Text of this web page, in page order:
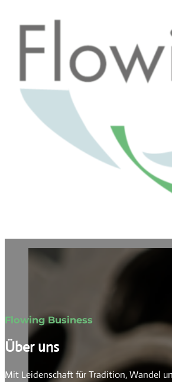
Flowing Business
Über uns
Mit Leidenschaft für Tradition, Wandel